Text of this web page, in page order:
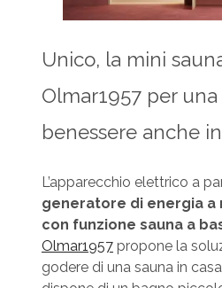
Unico, la mini
Olmar1957 per una
benessere anche
L’apparecchio elettrico a
generatore di energia a
con funzione sauna a
Olmar1957propone la
godere di una sauna in